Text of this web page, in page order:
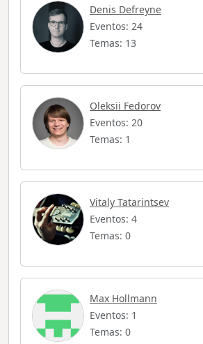
Denis Defreyne
Eventos: 24
Temas: 13
Oleksii Fedorov
Eventos: 20
Temas: 1
Vitaly Tatarintsev
Eventos: 4
Temas: 0
Max Hollmann
Eventos: 1
Temas: 0